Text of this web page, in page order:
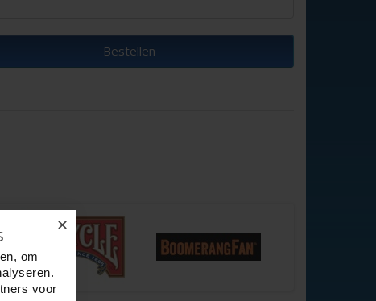
Bestellen
✕
om
voor